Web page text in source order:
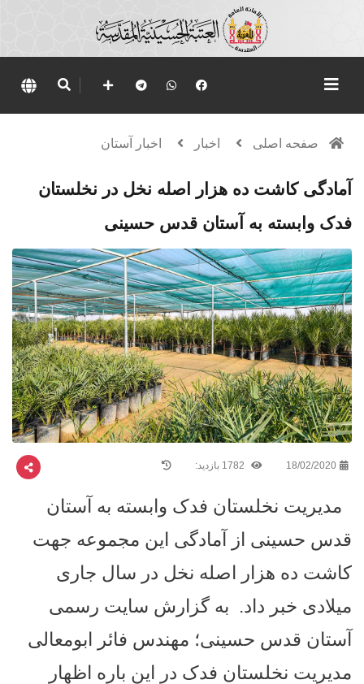
صفحه اصلی اخبار اخبار آستان
آمادگی کاشت ده هزار اصله نخل در نخلستان
فدک وابسته به آستان قدس حسینی
18/02/2020
مدیریت نخلستان فدک وابسته به آستان
قدس حسینی از آمادگی این مجموعه جهت
کاشت ده هزار اصله نخل در سال جاری
میلادی خبر داد. به گزارش سایت رسمی
آستان قدس حسینی؛ مهندس فائر ابومعالی
مدیریت نخلستان فدک در این باره اظهار